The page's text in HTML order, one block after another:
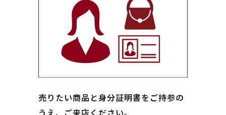
売りたい商品と身分証明書をご持参の
うえ、ご来店ください｡